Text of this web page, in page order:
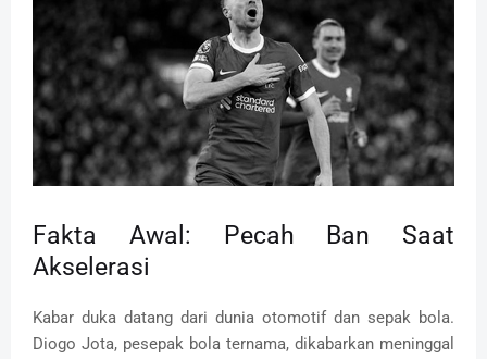
Fakta Awal: Pecah Ban Saat
Akselerasi
Kabar duka datang dari dunia otomotif dan sepak bola.
Diogo Jota, pesepak bola ternama, dikabarkan meninggal